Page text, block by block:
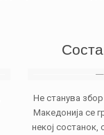
Не станува
Македонија се
некој состанок,